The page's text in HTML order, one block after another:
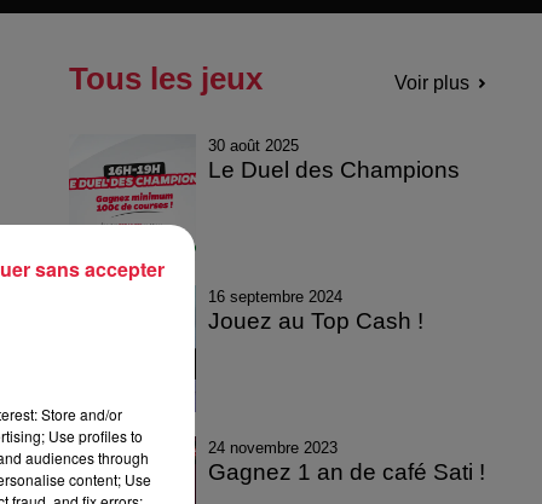
Tous les jeux Voir plus
30 août 2025
Le Duel des Champions
16 septembre 2024
Jouez au Top Cash !
24 novembre 2023
Gagnez 1 an de café Sati !
Store and/or
Use profiles to
audiences through
content; Use
sans accepter